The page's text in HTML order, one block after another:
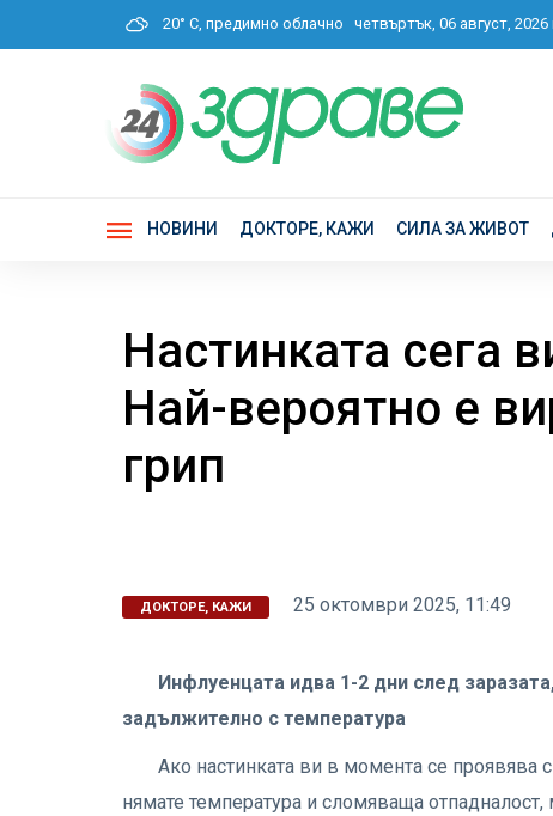
20° C, предимно облачно четвъртък, 06 август,
НОВИНИ ДОКТОРЕ, КАЖИ СИЛА ЗА ЖИВОТ
Настинката сега
Най-вероятно е
грип
ДОКТОРЕ, КАЖИ 25 октомври 2025, 11:49
Инфлуенцата идва 1-2 дни след
задължително с температура
Ако настинката ви в момента се проявява
нямате температура и сломяваща